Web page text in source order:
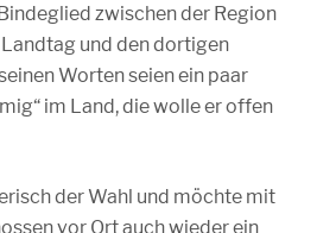
zwischen der Region
und den dortigen
Worten seien ein paar
im Land, die wolle er offen
der Wahl und möchte mit
vor Ort auch wieder ein